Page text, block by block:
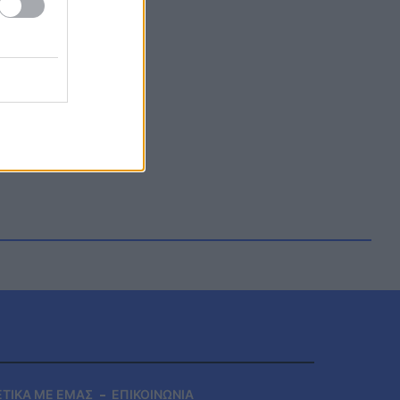
ΜΕ ΕΜΑΣ ΕΠΙΚΟΙΝΩΝΙΑ